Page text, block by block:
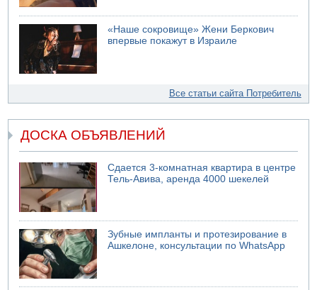
«Наше сокровище» Жени Беркович
впервые покажут в Израиле
Все статьи сайта Потребитель
ДОСКА ОБЪЯВЛЕНИЙ
Сдается 3-комнатная квартира в центре
Тель-Авива, аренда 4000 шекелей
Зубные импланты и протезирование в
Ашкелоне, консультации по WhatsApp